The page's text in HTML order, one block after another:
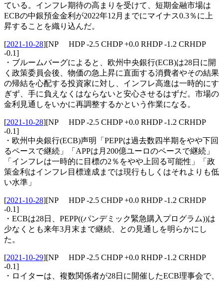
ている。インフレ期待の高まりを受けて、短期金融市場は
ECBの中銀預金金利が2022年12月までにマイナス0.3％に上
昇することを織り込んだ。
[2021-10-28][NP HDP -2.5 CHDP +0.0 RHDP -1.2 CRHDP
-0.1]
・ブルームバーグによると、欧州中央銀行(ECB)は28日に開
く政策委員会後、物価の急上昇に直面する消費者やその結果
の帰結を心配する投資家に対し、インフレ高進は一時的にす
ぎず、手に負えなくはならないと安心させるはずだ。市場の
金利見通しをいかに再調整するかという作業になる。
[2021-10-28][NP HDP -2.5 CHDP +0.0 RHDP -1.2 CRHDP
-0.1]
・欧州中央銀行(ECB)声明「PEPPは過去数四半期をやや下回
るペースで継続」「APPは月200億ユーロのペースで継続」
「インフレは一時的に目標の2％をやや上回る可能性」「政
策金利はインフレ目標達成までは現行もしくはそれよりも低
い水準」
[2021-10-28][NP HDP -2.5 CHDP +0.0 RHDP -1.2 CRHDP
-0.1]
・ECBは28日、PEPP((パンデミック緊急購入プログラム))は
少なくとも来年3月末まで継続、との見通しを明らかにし
た。
[2021-10-29][NP HDP -2.5 CHDP +0.0 RHDP -1.2 CRHDP
-0.1]
・ロイターは、複数関係者が28日に開催したECB理事会で、